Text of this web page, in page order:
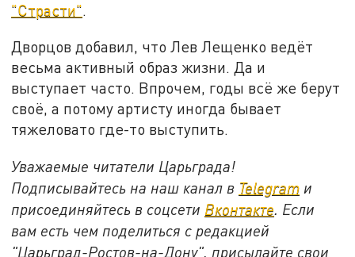
"Страсти".
Дворцов добавил, что Лев Лещенко ведёт
весьма активный образ жизни. Да и
выступает часто. Впрочем, годы всё же берут
своё, а потому артисту иногда бывает
тяжеловато где-то выступить.
Уважаемые читатели Царьграда!
Подписывайтесь на наш канал в Telegram и
присоединяйтесь в соцсети Вконтакте. Если
вам есть чем поделиться с редакцией
"Царьград-Ростов-на-Дону", присылайте свои